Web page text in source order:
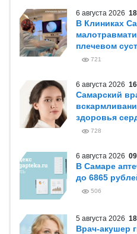
6 августа 2026
В Клиниках
плечевом
721
6 августа 2026
Самарский
здоровья
728
6 августа 2026
В Самаре
до 6865
506
5 августа 2026
Врач-акушер